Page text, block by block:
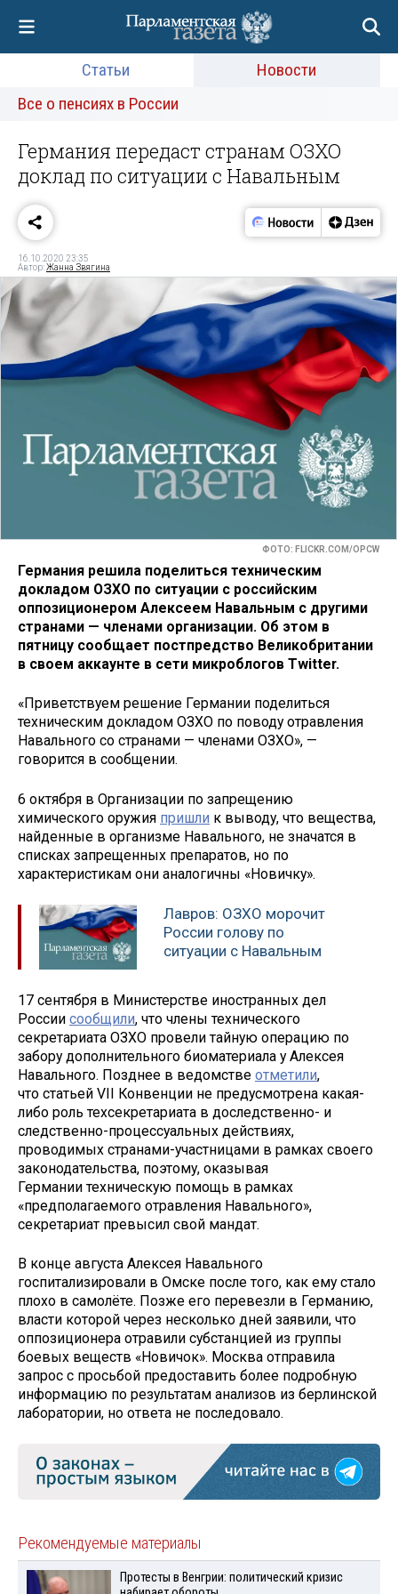
Статьи
Новости
Все о пенсиях в России
Германия передаст странам ОЗХО
доклад по ситуации с Навальным
16.10.2020 23:35
Автор:Жанна Звягина
ФОТО: FLICKR.COM/OPCW
Германия решила поделиться техническим
докладом ОЗХО по ситуации с российским
оппозиционером Алексеем Навальным с другими
странами — членами организации. Об этом в
пятницу сообщает постпредство Великобритании
в своем аккаунте в сети микроблогов Twitter.
«Приветствуем решение Германии поделиться
техническим докладом ОЗХО по поводу отравления
Навального со странами — членами ОЗХО», —
говорится в сообщении.
6 октября в Организации по запрещению
химического оружия пришли к выводу, что вещества,
найденные в организме Навального, не значатся в
списках запрещенных препаратов, но по
характеристикам они аналогичны «Новичку».
Лавров: ОЗХО морочит
России голову по
ситуации с Навальным
17 сентября в Министерстве иностранных дел
России сообщили, что члены технического
секретариата ОЗХО провели тайную операцию по
забору дополнительного биоматериала у Алексея
Навального. Позднее в ведомстве отметили,
что статьей VII Конвенции не предусмотрена какая-
либо роль техсекретариата в доследственно- и
следственно-процессуальных действиях,
проводимых странами-участницами в рамках своего
законодательства, поэтому, оказывая
Германии техническую помощь в рамках
«предполагаемого отравления Навального»,
секретариат превысил свой мандат.
В конце августа Алексея Навального
госпитализировали в Омске после того, как ему стало
плохо в самолёте. Позже его перевезли в Германию,
власти которой через несколько дней заявили, что
оппозиционера отравили субстанцией из группы
боевых веществ «Новичок». Москва отправила
запрос с просьбой предоставить более подробную
информацию по результатам анализов из берлинской
лаборатории, но ответа не последовало.
Рекомендуемые материалы
Протесты в Венгрии: политический кризис